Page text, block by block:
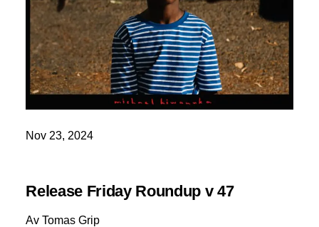
Nov 23, 2024
Release Friday Roundup v 47
Av Tomas Grip